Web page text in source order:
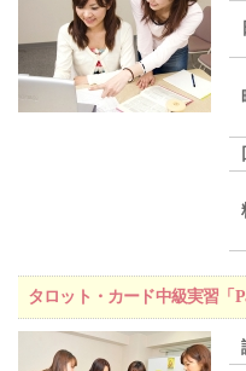
タロット・カード中級実習